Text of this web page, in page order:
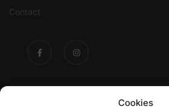
Cookies
Contact
SAMEN VOOR EEN